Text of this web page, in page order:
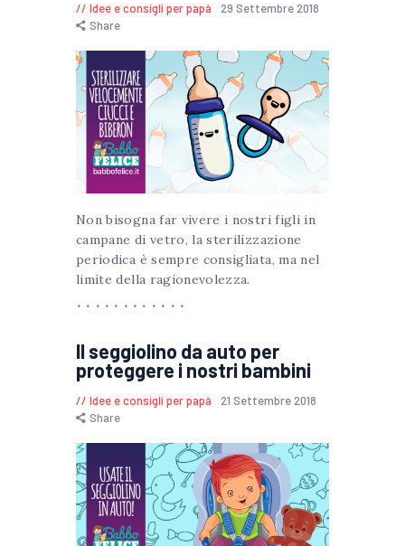
Idee e consigli per papà
29 Settembre 2018
Share
Non bisogna far vivere i nostri figli in
campane di vetro, la sterilizzazione
periodica è sempre consigliata, ma nel
limite della ragionevolezza.
Il seggiolino da auto per
proteggere i nostri bambini
Idee e consigli per papà
21 Settembre 2018
Share